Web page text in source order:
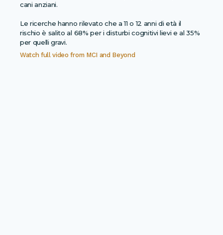
cani anziani.
Le ricerche hanno rilevato che a 11 o 12 anni di età il
rischio è salito al 68% per i disturbi cognitivi lievi e al 35%
per quelli gravi.
Watch full video from MCI and Beyond